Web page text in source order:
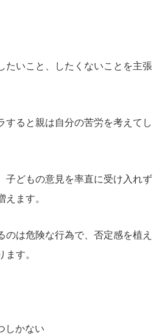
たいこと、したくないことを主張
すると親は自分の苦労を考えてし
子どもの意見を率直に受け入れず
ます。
のは危険な行為で、否定感を植え
す。
しかない